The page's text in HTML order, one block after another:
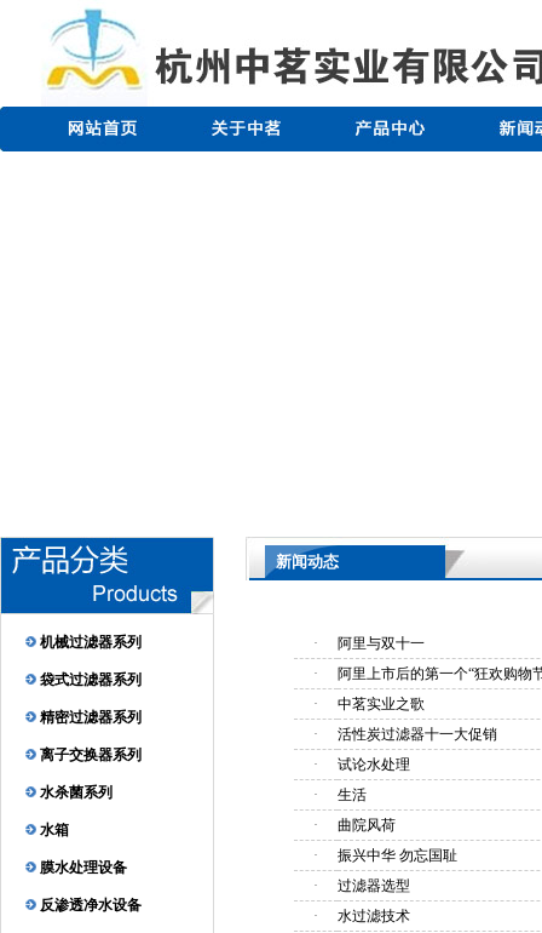
机械过滤器系列
袋式过滤器系列
精密过滤器系列
离子交换器系列
水杀菌系列
水箱
膜水处理设备
反渗透净水设备
新闻动态
·
阿里与双十一
·
阿里上市后的第一个“狂欢购物
·
中茗实业之歌
·
活性炭过滤器十一大促销
·
试论水处理
·
生活
·
曲院风荷
·
振兴中华 勿忘国耻
·
过滤器选型
·
水过滤技术